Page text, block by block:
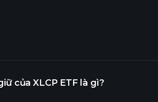
của XLCP ETF là gì?